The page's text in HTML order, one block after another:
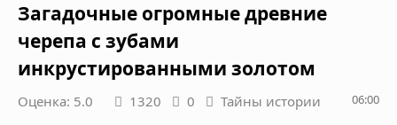
Загадочные огромные древние
черепа с зубами
инкрустированными золотом
Оценка: 5.0 1320 0 Тайны истории 06:00